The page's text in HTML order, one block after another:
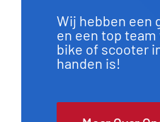
Wij hebben een
en een top
bike of scooter
handen is!